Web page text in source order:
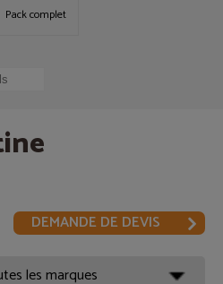
Pack complet
DEMANDE DE DEVIS